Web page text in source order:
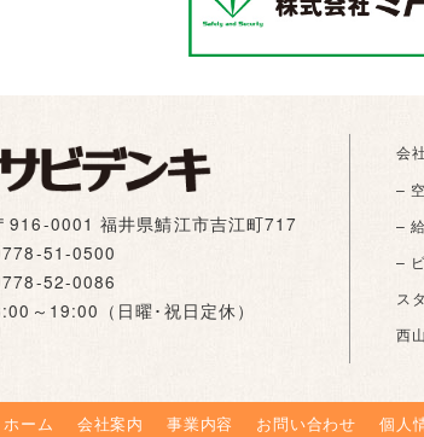
916-0001 福井県鯖江市吉江町717
51-0500
52-0086
～19:00（日曜･祝日定休）
会
–
–
–
ス
西
ホーム 会社案内 事業内容 お問い合わせ 個人